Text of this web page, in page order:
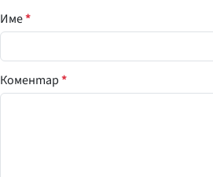
Име*
Коментар*